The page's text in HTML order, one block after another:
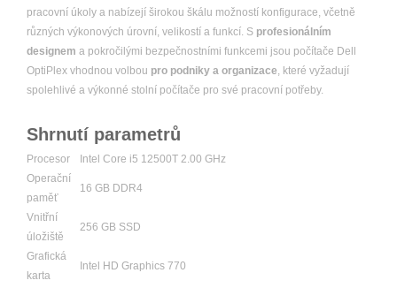
pracovní úkoly a nabízejí širokou škálu možností konfigurace, včetně
různých výkonových úrovní, velikostí a funkcí. S profesionálním
designem a pokročilými bezpečnostními funkcemi jsou počítače Dell
OptiPlex vhodnou volbou pro podniky a organizace, které vyžadují
spolehlivé a výkonné stolní počítače pro své pracovní potřeby.
Shrnutí parametrů
Procesor
Intel Core i5 12500T 2.00 GHz
Operační
paměť
16 GB DDR4
Vnitřní
úložiště
256 GB SSD
Grafická
karta
Intel HD Graphics 770